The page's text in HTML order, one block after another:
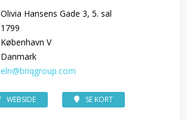
Olivia Hansens Gade 3, 5. sal
1799
København V
Danmark
eln@briqgroup.com
WEBSIDE SE KORT